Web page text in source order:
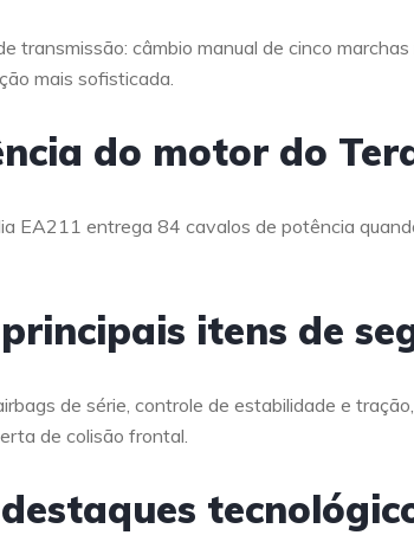
transmissão: câmbio manual de cinco
mais sofisticada.
do motor do
EA211 entrega 84 cavalos de potência
itens de
de série, controle de estabilidade e
de colisão frontal.